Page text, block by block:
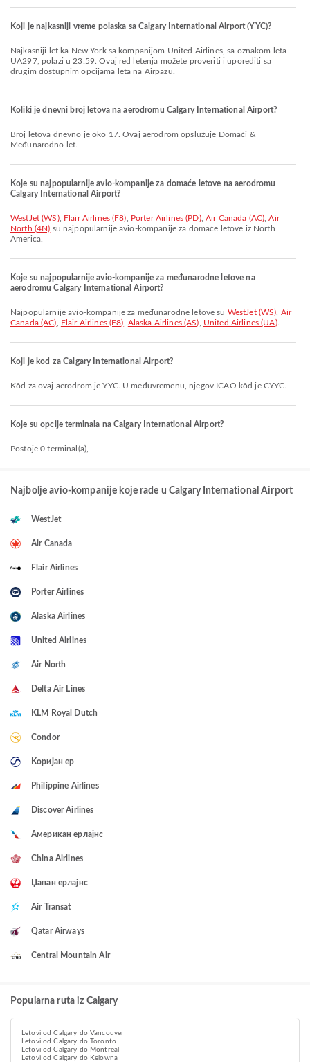
Koji je najkasniji vreme polaska sa Calgary International Airport (YYC)?
Najkasniji let ka New York sa kompanijom United Airlines, sa oznakom leta
UA297, polazi u 23:59. Ovaj red letenja možete proveriti i uporediti sa
drugim dostupnim opcijama leta na Airpazu.
Koliki je dnevni broj letova na aerodromu Calgary International Airport?
Broj letova dnevno je oko 17. Ovaj aerodrom opslužuje Domaći &
Međunarodno let.
Koje su najpopularnije avio-kompanije za domaće letove na aerodromu
Calgary International Airport?
WestJet (WS), Flair Airlines (F8) Porter Airlines (PD),Air Canada (AC) ,Air
North (4N) su najpopularnije avio-kompanije za domaće letove iz North
America.
Koje su najpopularnije avio-kompanije za međunarodne letove na
aerodromu Calgary International Airport?
Najpopularnije avio-kompanije za međunarodne letove su WestJet (WS) Air
Canada (AC)
Flair Airlines (F8) Alaska Airlines (AS) United Airlines (UA).
Koji je kod za Calgary International Airport?
Kôd za ovaj aerodrom je YYC. U međuvremenu, njegov ICAO kôd je CYYC.
Koje su opcije terminala na Calgary International Airport?
Postoje 0 terminal(a),
Najbolje avio-kompanije koje rade u Calgary International Airport
WestJet
Air Canada
Flair Airlines
Porter Airlines
Alaska Airlines
United Airlines
Air North
Delta Air Lines
KLM Royal Dutch
Condor
Коријан ер
Philippine Airlines
Discover Airlines
Американ ерлајнс
China Airlines
Џапан ерлајнс
Air Transat
Qatar Airways
Central Mountain Air
Popularna ruta iz Calgary
Letovi od Calgary do Vancouver
Letovi od Calgary do Toronto
Letovi od Calgary do Montreal
Letovi od Calgary do Kelowna